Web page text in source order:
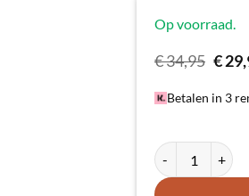
Op voorraad.
€34,95
was:
€
€
Betalen in 3
Eindlat -
Alternative: